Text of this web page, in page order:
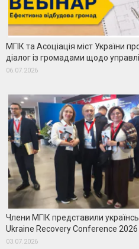
МГІК та Асоціація міст України
діалог із громадами щодо
06.07.2026
Члени МГІК представили
Ukraine Recovery Conference 2026
03.07.2026